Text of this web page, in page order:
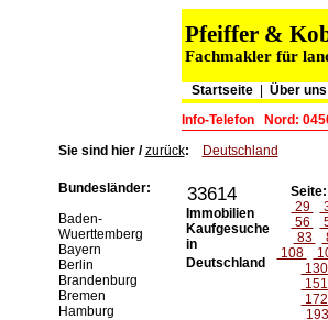
Pfeiffer &
Fachmakler für
Startseite| Über uns
Info-Telefon
Nord:
Sie sind hier /zurück: Deutschland
Bundesländer:
Baden-
Wuerttemberg
Bayern
Berlin
Brandenburg
Bremen
Hamburg
33614
Immobilien
Kaufgesuche
in
Deutschland
Seite:
29
56
83
108
130
151
172
193